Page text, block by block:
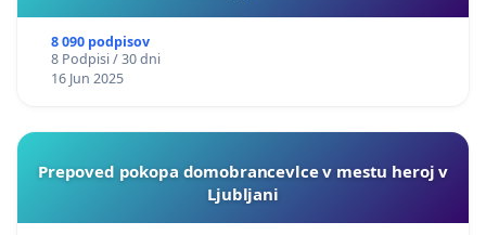
8 090 podpisov
8 Podpisi / 30 dni
16 Jun 2025
Prepoved pokopa domobrancevlce v mestu heroj v
Ljubljani